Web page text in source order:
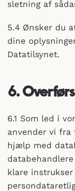
sletning af
5.4 Ønsker du
dine
Datatilsynet.
6.
6.1 Som led i
anvender vi
hjælp med
klare